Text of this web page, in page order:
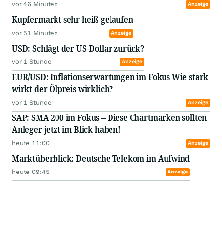
vor 46 Minuten Anzeige
Kupfermarkt sehr heiß gelaufen
vor 51 Minuten Anzeige
USD: Schlägt der US-Dollar zurück?
vor 1 Stunde Anzeige
EUR/USD: Inflationserwartungen im Fokus Wie stark
wirkt der Ölpreis wirklich?
vor 1 Stunde Anzeige
SAP: SMA 200 im Fokus – Diese Chartmarken sollten
Anleger jetzt im Blick haben!
heute 11:00 Anzeige
Marktüberblick: Deutsche Telekom im Aufwind
heute 09:45 Anzeige